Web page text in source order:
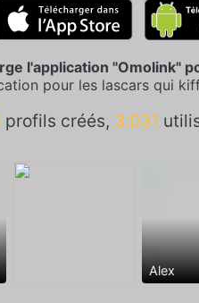
l'application "Omolink"
pour les lascars qui
profils créés, 3.031
Alex